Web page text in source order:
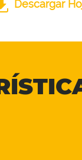
Descargar